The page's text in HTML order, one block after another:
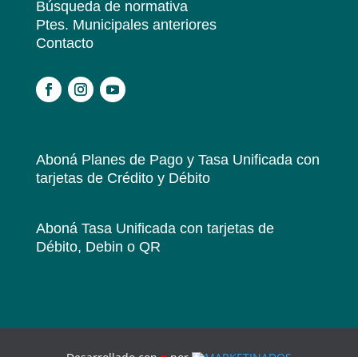
Búsqueda de normativa
Ptes. Municipales anteriores
Contacto
Aboná Planes de Pago y Tasa Unificadacon
tarjetas de Crédito y Débito
Aboná Tasa Unificadacon tarjetas de
Débito, Debin o QR